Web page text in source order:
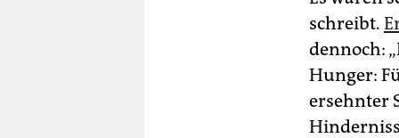
schreibt.
dennoch:
Hunger:
ersehnter